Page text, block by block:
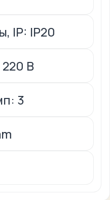
IP: IP20
В
3